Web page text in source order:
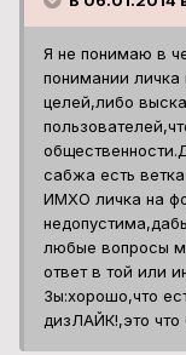
Я не понимаю в
понимании
целей,либо
сабжа есть
ИМХО личка на
любые вопросы
ответ в той или
Зы:хорошо,что
дизЛАЙК!,это